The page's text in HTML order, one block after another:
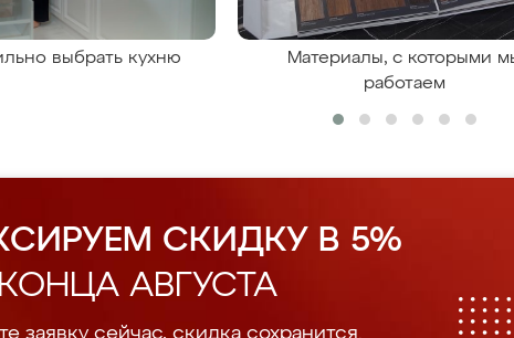
выбрать кухню
Материалы, с которыми
работаем
СКИДКУ В 5%
АВГУСТА
заявку сейчас, скидка сохранится.